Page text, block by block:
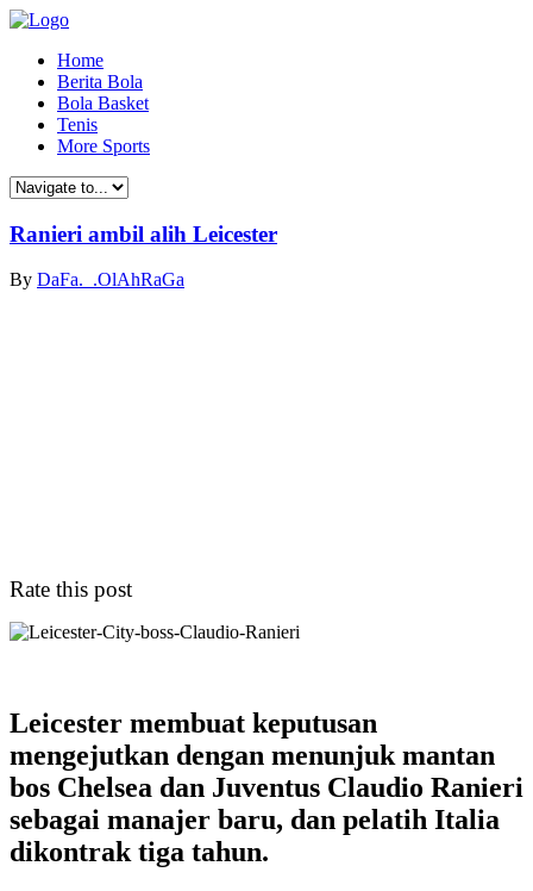
Home
Berita Bola
Bola Basket
Tenis
More Sports
Ranieri ambil alih Leicester
By DaFa._.OlAhRaGa
Rate this post
Leicester membuat keputusan
mengejutkan dengan menunjuk mantan
bos Chelsea dan Juventus Claudio Ranieri
sebagai manajer baru, dan pelatih Italia
dikontrak tiga tahun.